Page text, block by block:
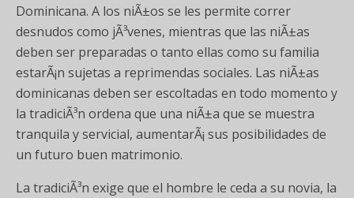
Dominicana. A los niÃ±os se les permite correr
desnudos como jÃ³venes, mientras que las niÃ±as
deben ser preparadas o tanto ellas como su familia
estarÃ¡n sujetas a reprimendas sociales. Las niÃ±as
dominicanas deben ser escoltadas en todo momento y
la tradiciÃ³n ordena que una niÃ±a que se muestra
tranquila y servicial, aumentarÃ¡ sus posibilidades de
un futuro buen matrimonio.
La tradiciÃ³n exige que el hombre le ceda a su novia, la